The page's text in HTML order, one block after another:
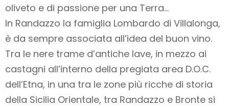
oliveto e di passione per una Terra…
In Randazzo la famiglia Lombardo di Villalonga,
è da sempre associata all’idea del buon vino.
Tra le nere trame d’antiche lave, in mezzo ai
castagni all’interno della pregiata area D.O.C.
dell’Etna, in una tra le zone più ricche di storia
della Sicilia Orientale, tra Randazzo e Bronte si